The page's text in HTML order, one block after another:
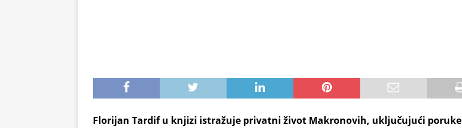
Florijan Tardif u knjizi istražuje privatni život Makronovih, uključujući poruke